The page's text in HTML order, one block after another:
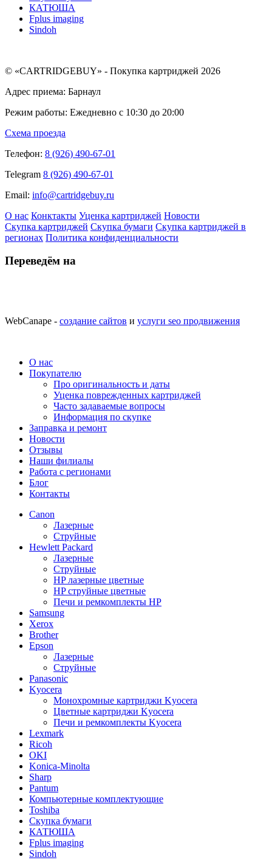
КАТЮША
Fplus imaging
Sindoh
© «CARTRIDGEBUY» - Покупка картриджей 2026
Адрес приема: Барнаул
Режим работы: Ежедневно с 10:30 до 20:00
Схема проезда
Телефон: 8 (926) 490-67-01
Telegram 8 (926) 490-67-01
Email: info@cartridgebuy.ru
О нас Конктакты Уценка картриджей Новости
Скупка картриджей Скупка бумаги Скупка картриджей в
регионах Политика конфиденциальности
Переведём на
WebCanape - создание сайтов и услуги seo продвижения
О нас
Покупателю
Про оригинальность и даты
Уценка поврежденных картриджей
Часто задаваемые вопросы
Информация по скупке
Заправка и ремонт
Новости
Отзывы
Наши филиалы
Работа с регионами
Блог
Контакты
Canon
Лазерные
Струйные
Hewlett Packard
Лазерные
Струйные
HP лазерные цветные
HP струйные цветные
Печи и ремкомплекты HP
Samsung
Xerox
Brother
Epson
Лазерные
Струйные
Panasonic
Kyocera
Монохромные картриджи Kyocera
Цветные картриджи Kyocera
Печи и ремкомплекты Kyocera
Lexmark
Ricoh
OKI
Konica-Minolta
Sharp
Pantum
Компьютерные комплектующие
Toshiba
Скупка бумаги
КАТЮША
Fplus imaging
Sindoh